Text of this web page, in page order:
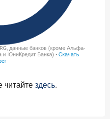
читайте здесь.